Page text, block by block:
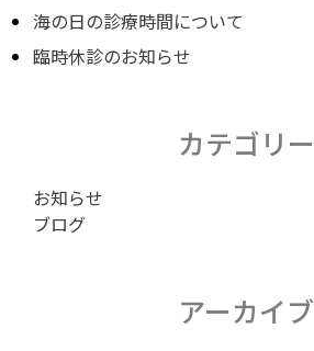
海の日の診療時間について
臨時休診のお知らせ
カテゴリー
お知らせ
ブログ
アーカイブ